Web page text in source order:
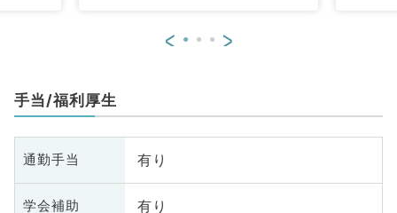
< >
手当/福利厚生
通勤手当 有り
学会補助 有り